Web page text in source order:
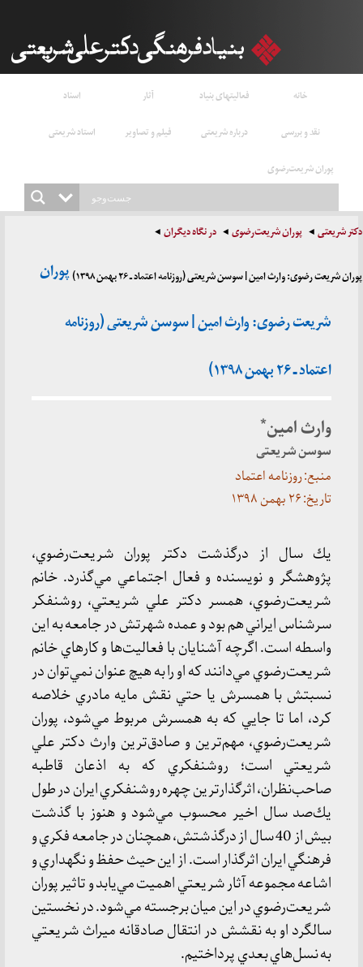
خانه فعالیتهای بنیاد آثار
اسناد
نقد و بررسی
درباره شریعتی فیلم و تصاویر
استاد شریعتی
پوران شریعت‌رضوی
دکتر شریعتی پوران شریعت‌رضوی در نگاه دیگران
پوران شریعت رضوی: وارث امین | سوسن شریعتی (روزنامه اعتماد ـ ۲۶ بهمن ۱۳۹۸)
پوران
شریعت رضوی: وارث امین | سوسن شریعتی (روزنامه
اعتماد ـ ۲۶ بهمن ۱۳۹۸)
وارث امین*
سوسن شریعتی
منبع: روزنامه اعتماد
تاریخ: ۲۶ بهمن ۱۳۹۸
يك سال از درگذشت دكتر پوران شريعت‌رضوي،
پژوهشگر و نويسنده و فعال اجتماعي مي‌گذرد. خانم
شريعت‌رضوي، همسر دكتر علي شريعتي، روشنفكر
سرشناس ايراني هم بود و عمده شهرتش در جامعه به اين
واسطه است. اگرچه آشنايان با فعاليت‌ها و كارهاي خانم
شريعت‌رضوي مي‌دانند كه او را به هيچ عنوان نمي‌توان در
نسبتش با همسرش يا حتي نقش مايه مادري خلاصه
كرد، اما تا جايي كه به همسرش مربوط مي‌شود، پوران
شريعت‌رضوي، مهم‌ترين و صادق‌ترين وارث دكتر علي
شريعتي است؛ روشنفكري كه به اذعان قاطبه
صاحب‌نظران، اثرگذارترين چهره روشنفكري ايران در طول
يك‌صد سال اخير محسوب مي‌شود و هنوز با گذشت
بيش از 40 سال از درگذشتش، همچنان در جامعه فكري و
فرهنگي ايران اثرگذار است. از اين حيث حفظ و نگهداري و
اشاعه مجموعه آثار شريعتي اهميت مي‌يابد و تاثير پوران
شريعت‌رضوي در اين ميان برجسته مي‌شود. در نخستين
سالگرد او به نقشش در انتقال صادقانه ميراث شريعتي
به نسل‌هاي بعدي پرداختيم.